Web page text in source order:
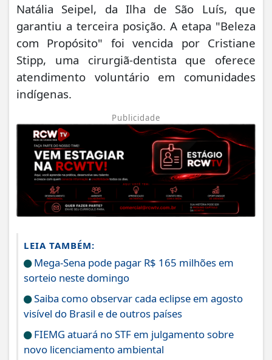
Natália Seipel, da Ilha de São Luís, que
garantiu a terceira posição. A etapa "Beleza
com Propósito" foi vencida por Cristiane
Stipp, uma cirurgiã-dentista que oferece
atendimento voluntário em comunidades
indígenas.
Publicidade
LEIA TAMBÉM:
Mega-Sena pode pagar R$ 165 milhões em
sorteio neste domingo
Saiba como observar cada eclipse em agosto
visível do Brasil e de outros países
FIEMG atuará no STF em julgamento sobre
novo licenciamento ambiental